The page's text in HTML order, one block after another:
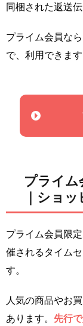
同梱された返送
プライム会員な
で、利用できます
プライム
｜ショ
プライム会員限
催されるタイム
す。
人気の商品やお
あります。 先行